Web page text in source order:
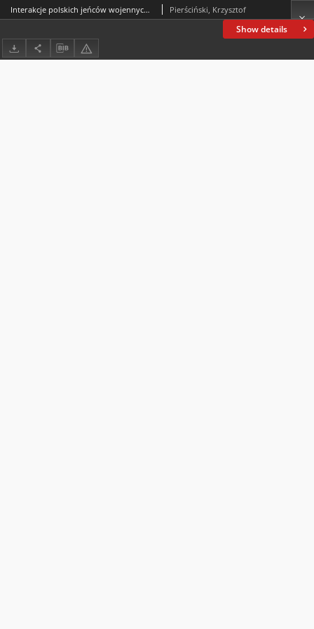
Show details
Interakcje polskich jeńców wojennych z Japończykami w czasiewojny rosyjsko-japońskiej Pierściński, Krzysztof